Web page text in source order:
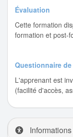
Évaluation
Cette formation
formation et post-
Questionnaire
L'apprenant est
(facilité d'accès,